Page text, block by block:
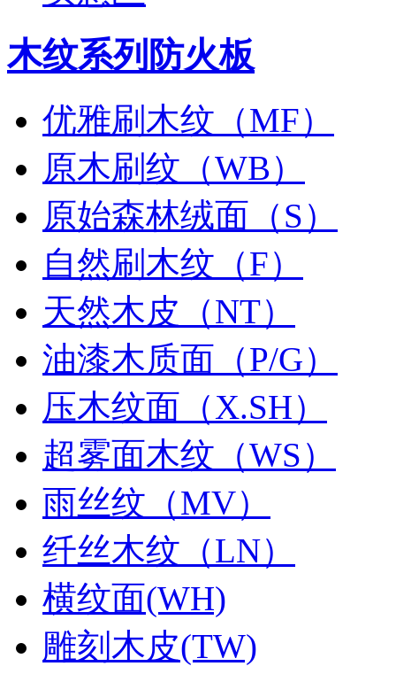
木纹系列防火板
优雅刷木纹（MF）
原木刷纹（WB）
原始森林绒面（S）
自然刷木纹（F）
天然木皮（NT）
油漆木质面（P/G）
压木纹面（X.SH）
超雾面木纹（WS）
雨丝纹（MV）
纤丝木纹（LN）
横纹面(WH)
雕刻木皮(TW)